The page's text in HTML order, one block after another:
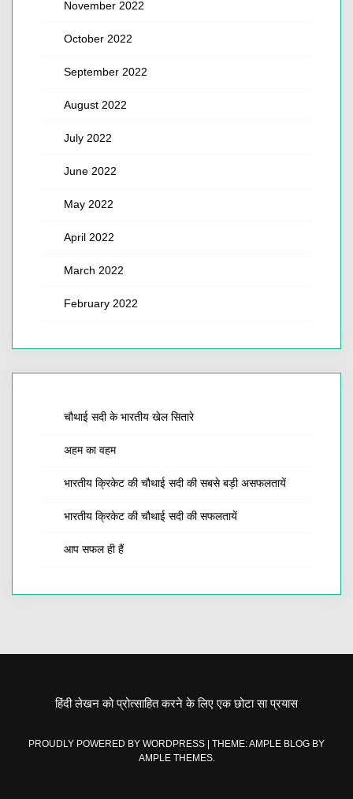
November 2022
October 2022
September 2022
August 2022
July 2022
June 2022
May 2022
April 2022
March 2022
February 2022
चौथाई सदी के भारतीय खेल सितारे
अहम का वहम
भारतीय क्रिकेट की चौथाई सदी की सबसे बड़ी असफलतायें
भारतीय क्रिकेट की चौथाई सदी की सफलतायें
आप सफल ही हैं
हिंदी लेखन को प्रोत्साहित करने के लिए एक छोटा सा प्रयास
PROUDLY POWERED BY WORDPRESS
THEME: AMPLE BLOG BY
AMPLE THEMES.